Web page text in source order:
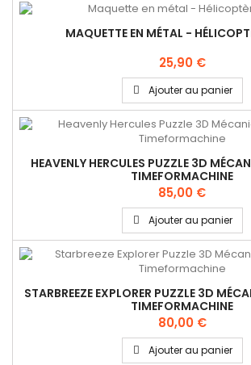
MAQUETTE EN MÉTAL -
25,90 €
Ajouter au panier
HEAVENLY HERCULES PUZZLE 3D
TIMEFORMACHINE
85,00 €
Ajouter au panier
STARBREEZE EXPLORER PUZZLE 3D
TIMEFORMACHINE
80,00 €
Ajouter au panier